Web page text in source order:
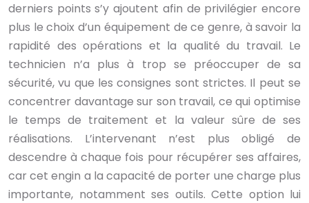
derniers points s’y ajoutent afin de privilégier encore
plus le choix d’un équipement de ce genre, à savoir la
rapidité des opérations et la qualité du travail. Le
technicien n’a plus à trop se préoccuper de sa
sécurité, vu que les consignes sont strictes. Il peut se
concentrer davantage sur son travail, ce qui optimise
le temps de traitement et la valeur sûre de ses
réalisations. L’intervenant n’est plus obligé de
descendre à chaque fois pour récupérer ses affaires,
car cet engin a la capacité de porter une charge plus
importante, notamment ses outils. Cette option lui